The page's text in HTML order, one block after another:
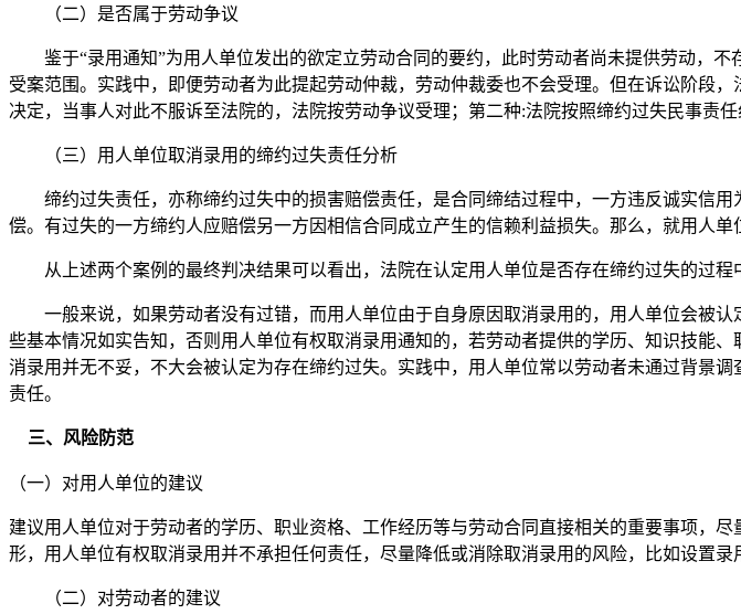
（二）是否属于劳动争议
鉴于“录用通知”为用人单位发出的欲定立劳动合同的要约，此时劳动者尚未提供劳动，
受案范围。实践中，即便劳动者为此提起劳动仲裁，劳动仲裁委也不会受理。但在诉讼阶段
决定，当事人对此不服诉至法院的，法院按劳动争议受理；第二种:法院按照缔约过失民事责
（三）用人单位取消录用的缔约过失责任分析
缔约过失责任，亦称缔约过失中的损害赔偿责任，是合同缔结过程中，一方违反诚实信
偿。有过失的一方缔约人应赔偿另一方因相信合同成立产生的信赖利益损失。那么，就用人
从上述两个案例的最终判决结果可以看出，法院在认定用人单位是否存在缔约过失的过程
一般来说，如果劳动者没有过错，而用人单位由于自身原因取消录用的，用人单位会被
些基本情况如实告知，否则用人单位有权取消录用通知的，若劳动者提供的学历、知识技能
消录用并无不妥，不大会被认定为存在缔约过失。实践中，用人单位常以劳动者未通过背景
责任。
三、风险防范
（一）对用人单位的建议
建议用人单位对于劳动者的学历、职业资格、工作经历等与劳动合同直接相关的重要事项，
形，用人单位有权取消录用并不承担任何责任，尽量降低或消除取消录用的风险，比如设置
（二）对劳动者的建议